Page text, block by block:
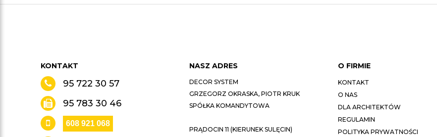
KONTAKT
95 722 30 57
95 783 30 46
608 921 068
NASZ ADRES
DECOR SYSTEM
GRZEGORZ OKRASKA, PIOTR KRUK
SPÓŁKA KOMANDYTOWA
PRĄDOCIN 11 (KIERUNEK SULĘCIN)
O FIRMIE
KONTAKT
O NAS
DLA ARCHITEKTÓW
REGULAMIN
POLITYKA PRYWATNOŚCI